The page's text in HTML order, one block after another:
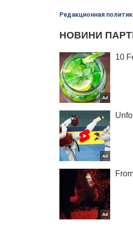
Редакционная